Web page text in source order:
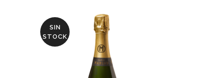
SIN
STOCK